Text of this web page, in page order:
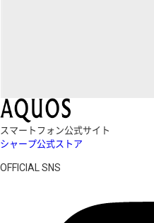
スマートフォン公式サイト
シャープ公式ストア
OFFICIAL SNS